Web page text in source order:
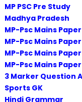
MP PSC Pre Study
Madhya Pradesh
MP-Psc Mains
MP-Psc Mains
MP-Psc Mains
MP-Psc Mains
3 Marker Question
Sports GK
Hindi Grammar